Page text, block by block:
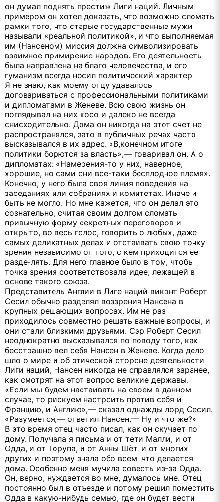
он думал поднять престиж Лиги наций. Личным
примером он хотел доказать, что возможно сломать
рамки того, что старые государственные мужи
называли «реальной политикой», и что выполняемая
им (Нансеном) миссия должна символизировать
взаимное примирение народов. Его деятельность
была направлена на благо человечества, и его
гуманизм всегда носил политический характер.
Я не знаю, как моему отцу удавалось
договариваться с профессиональными политиками
и дипломатами в Женеве. Всю свою жизнь он
поглядывал на них косо и далеко не всегда
снисходительно. Дома он никогда на этот счет не
распространялся, зато в публичных речах часто
высказывался в их адрес. «В,конечном итоге
политики борются за власть»,— говаривал он. А о
дипломатах: «Намерения-то у них, наверное,
хорошие, но сами они все-таки бесплодное племя».
Конечно, у него была своя линия поведения на
заседаниях или собраниях и комитетах. Иначе и
быть не могло. Но мне кажется, что он делал это
сознательно, считая своим долгом сломать
привычную форму секретных переговоров и
открыто, во весь голос, говорить о любых, даже
самых деликатных делах и отстаивать свою точку
зрения независимо от того, с кем приходится ее
разде-лять. Для него главное было в том, чтобы
точка зрения соответствовала идее, лежащей в
основе такого союза.
Представитель Англии в Лиге наций виконт Роберт
Сесил обычно разделял воззрения Нансена в
крупных решающих вопросах. Им не раз
приходилось совместно решать важные вопросы, и
они стали близкими друзьями. Сэр Роберт Сесил
неоднократно высказывался по поводу того, как
бесстрашно вел себя Нансен в Женеве. Когда дело
шло о мире и об этической стороне деятельности
Лиги наций, Нансен никогда не справлялся заранее,
как смотрят на этот вопрос великие державы.
«Если мы будем настаивать на своем в данном
случае, то рискуем настроить против себя и
Францию, и Англию»,— сказал однажды лорд Сесил.
«Разумеется,— ответил Нансен.— Ну и что же?»
В это время отец часто писал, как он скучает по
дому. Получала я письма и от тети Малли, и от
Одда, и от Торупа, и от Анны Шѐт, и от многих
других и поэтому знала обо всем, что делается
дома. Особенно меня мучила совесть из-за Одда.
Он, верно, нуждается во мне, думалось мне. Отец
постоянно был в отъезде и потому решил поместить
Одда в какую-нибудь семью, где он будет вести